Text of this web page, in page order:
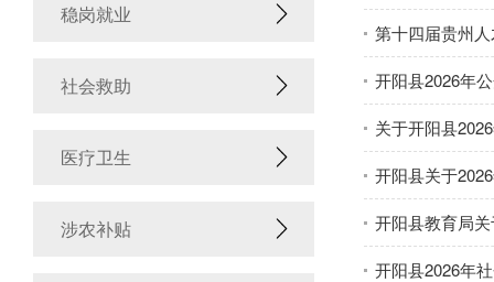
稳岗就业
社会救助
医疗卫生
涉农补贴
第十四届贵州
开阳县2026年
关于开阳县
开阳县关于
开阳县教育局
开阳县2026年